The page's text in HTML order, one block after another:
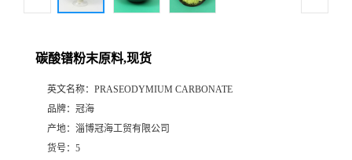
碳酸镨粉末原料,现货
英文名称： PRASEODYMIUM CARBONATE
品牌： 冠海
产地： 淄博冠海工贸有限公司
货号： 5